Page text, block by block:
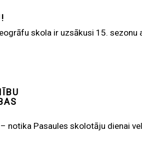
skola ir uzsākusi 15. sezonu
notika Pasaules skolotāju dienai